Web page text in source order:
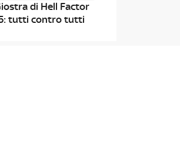
di Hell Factor
tutti contro tutti